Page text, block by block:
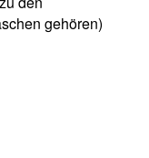
gehören)